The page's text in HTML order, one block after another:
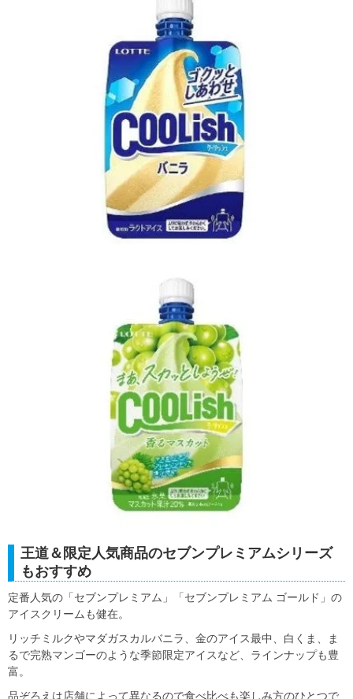
王道＆限定人気商品のセブンプレミアムシリーズ
もおすすめ
定番人気の「セブンプレミアム」「セブンプレミアム ゴールド」の
アイスクリームも健在。
リッチミルクやマダガスカルバニラ、金のアイス最中、白くま、ま
るで完熟マンゴーのような季節限定アイスなど、ラインナップも豊
富。
品ぞろえは店舗によって異なるので食べ比べも楽しみ方のひとつで